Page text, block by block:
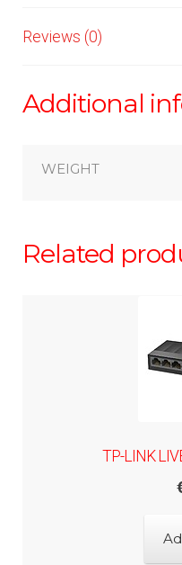
Reviews (0)
Additional
WEIGHT
Related
TP-LINK